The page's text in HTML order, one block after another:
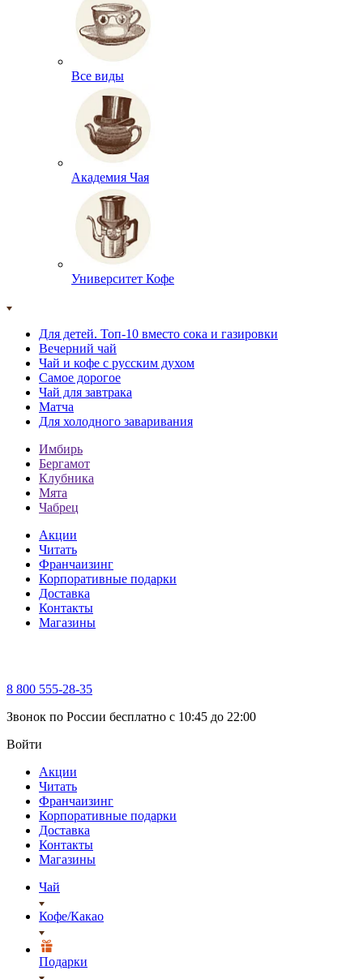
Все виды
Академия Чая
Университет Кофе
Для детей. Топ-10 вместо сока и газировки
Вечерний чай
Чай и кофе с русским духом
Самое дорогое
Чай для завтрака
Матча
Для холодного заваривания
Имбирь
Бергамот
Клубника
Мята
Чабрец
Акции
Читать
Франчаизинг
Корпоративные подарки
Доставка
Контакты
Магазины
8 800 555-28-35
Звонок по России бесплатно c 10:45 до 22:00
Войти
Акции
Читать
Франчаизинг
Корпоративные подарки
Доставка
Контакты
Магазины
Чай
Кофе/Какао
Подарки